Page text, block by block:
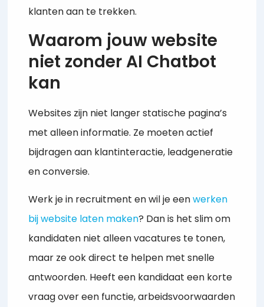
klanten aan te trekken.
Waarom jouw website
niet zonder AI Chatbot
kan
Websites zijn niet langer statische pagina’s
met alleen informatie. Ze moeten actief
bijdragen aan klantinteractie, leadgeneratie
en conversie.
Werk je in recruitment en wil je eenwerken
bij website laten maken? Dan is het slim om
kandidaten niet alleen vacatures te tonen,
maar ze ook direct te helpen met snelle
antwoorden. Heeft een kandidaat een korte
vraag over een functie, arbeidsvoorwaarden